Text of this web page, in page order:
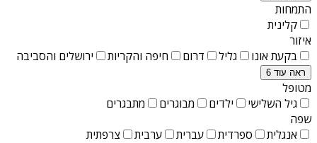
התמחות
קלינית
איזור
בקעת אונו
גליל דרום חיפה והקריות ירושלים והסביבה
ראה עוד 6
מטופל
גיל השלישי
ילדים מבוגרים
מתבגרים
שפה
אנגלית
ספרדית עברית ערבית צרפתית